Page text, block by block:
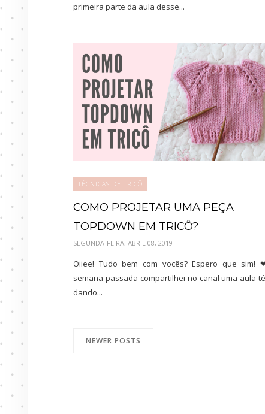
primeira parte da aula desse...
TÉCNICAS DE TRICÔ
COMO PROJETAR UMA PEÇA
TOPDOWN EM TRICÔ?
SEGUNDA-FEIRA, ABRIL 08, 2019
Oiiee! Tudo bem com vocês? Espero que sim!
semana passada compartilhei no canal uma aula
dando...
NEWER POSTS